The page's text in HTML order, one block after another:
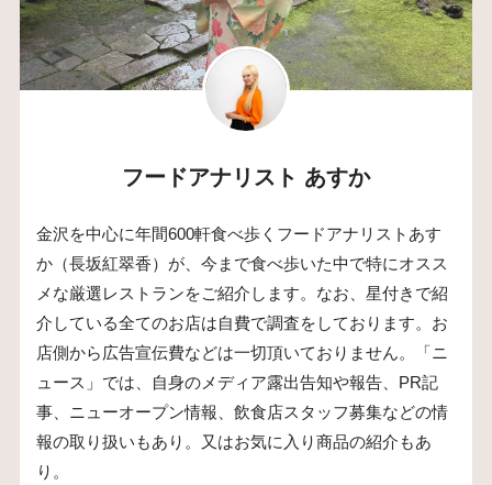
フードアナリスト あすか
金沢を中心に年間600軒食べ歩くフードアナリストあす
か（長坂紅翠香）が、今まで食べ歩いた中で特にオスス
メな厳選レストランをご紹介します。なお、星付きで紹
介している全てのお店は自費で調査をしております。お
店側から広告宣伝費などは一切頂いておりません。「ニ
ュース」では、自身のメディア露出告知や報告、PR記
事、ニューオープン情報、飲食店スタッフ募集などの情
報の取り扱いもあり。又はお気に入り商品の紹介もあ
り。